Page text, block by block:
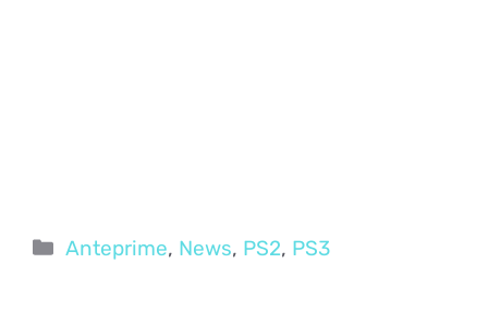
Categorie
Anteprime, News, PS2, PS3